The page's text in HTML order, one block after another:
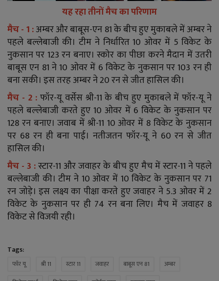
यह रहा तीनों मैच का परिणाम
मैच - 1 :अम्बर और बाबूस-एन 81 के बीच हुए मुकाबले में अम्बर ने
पहले बल्लेबाजी की। टीम ने निर्धारित 10 ओवर में 5 विकेट के
नुकसान पर 123 रन बनाए। स्कोर का पीछा करने मैदान में उतरी
बाबूस एन 81 ने 10 ओवर में 6 विकेट के नुकसान पर 103 रन ही
बना सकी। इस तरह अम्बर ने 20 रन से जीत हासिल की।
मैच - 2 :फॉर-यू वर्सेस श्री-11 के बीच हुए मुकाबले में फॉर-यू ने
पहले बल्लेबाजी करते हुए 10 ओवर में 6 विकेट के नुकसान पर
128 रन बनाए। जवाब में श्री-11 10 ओवर में 8 विकेट के नुकसान
पर 68 रन ही बना पाई। नतीजतन फॉर-यू ने 60 रन से जीत
हासिल की।
मैच - 3 :स्टार-11 और जवाहर के बीच हुए मैच में स्टार-11 ने पहले
बल्लेबाजी की। टीम ने 10 ओवर में 10 विकेट के नुकसान पर 71
रन जोड़े। इस लक्ष्य का पीक्षा करते हुए जवाहर ने 5.3 ओवर में 2
विकेट के नुकसान पर ही 74 रन बना लिए। मैच में जवाहर 8
विकेट से विजयी रही।
Tags:
फॉर यू श्री 11 स्टार 11 जवाहर बाबूस एन 81
अम्बर